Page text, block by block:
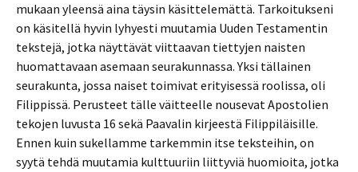
mukaan yleensä aina täysin käsittelemättä. Tarkoitukseni
on käsitellä hyvin lyhyesti muutamia Uuden Testamentin
tekstejä, jotka näyttävät viittaavan tiettyjen naisten
huomattavaan asemaan seurakunnassa. Yksi tällainen
seurakunta, jossa naiset toimivat erityisessä roolissa, oli
Filippissä. Perusteet tälle väitteelle nousevat Apostolien
tekojen luvusta 16 sekä Paavalin kirjeestä Filippiläisille.
Ennen kuin sukellamme tarkemmin itse teksteihin, on
syytä tehdä muutamia kulttuuriin liittyviä huomioita, jotka